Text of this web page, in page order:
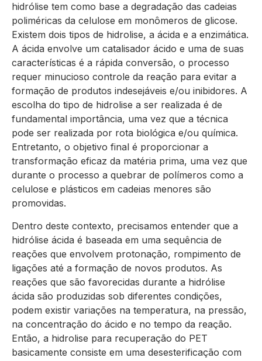
hidrólise tem como base a degradação das cadeias
poliméricas da celulose em monômeros de glicose.
Existem dois tipos de hidrolise, a ácida e a enzimática.
A ácida envolve um catalisador ácido e uma de suas
características é a rápida conversão, o processo
requer minucioso controle da reação para evitar a
formação de produtos indesejáveis e/ou inibidores. A
escolha do tipo de hidrolise a ser realizada é de
fundamental importância, uma vez que a técnica
pode ser realizada por rota biológica e/ou química.
Entretanto, o objetivo final é proporcionar a
transformação eficaz da matéria prima, uma vez que
durante o processo a quebrar de polímeros como a
celulose e plásticos em cadeias menores são
promovidas.
Dentro deste contexto, precisamos entender que a
hidrólise ácida é baseada em uma sequência de
reações que envolvem protonação, rompimento de
ligações até a formação de novos produtos. As
reações que são favorecidas durante a hidrólise
ácida são produzidas sob diferentes condições,
podem existir variações na temperatura, na pressão,
na concentração do ácido e no tempo da reação.
Então, a hidrolise para recuperação do PET
basicamente consiste em uma desesterificação com